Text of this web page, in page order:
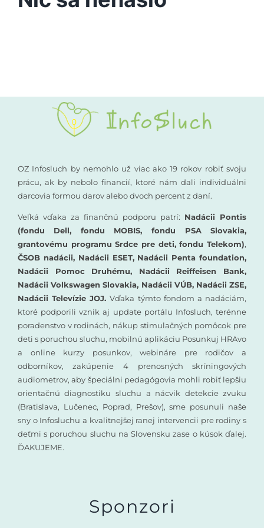
Vyšetrenia sluchu
Rané poradenstvo
Vzdelávanie
OZ Infosluch by nemohlo už viac ako 19 rokov robiť svoju
prácu, ak by nebolo financií, ktoré nám dali individuálni
darcovia formou darov alebo dvoch percent z daní.
Veľká vďaka za finančnú podporu patrí: Nadácii Pontis
(fondu Dell, fondu MOBIS, fondu PSA Slovakia,
grantovému programu Srdce pre deti, fondu Telekom),
ČSOB nadácii, Nadácii ESET, Nadácii Penta foundation,
Nadácii Pomoc Druhému, Nadácii Reiffeisen Bank,
Nadácii Volkswagen Slovakia, Nadácii VÚB, Nadácii ZSE,
Nadácii Televízie JOJ.Vďaka týmto fondom a nadáciám,
ktoré podporili vznik aj update portálu Infosluch, terénne
poradenstvo v rodinách, nákup stimulačných pomôcok pre
deti s poruchou sluchu, mobilnú aplikáciu Posunkuj HRAvo
a online kurzy posunkov, webináre pre rodičov a
odborníkov, zakúpenie 4 prenosných skríningových
audiometrov, aby špeciálni pedagógovia mohli robiť lepšiu
orientačnú diagnostiku sluchu a nácvik detekcie zvuku
(Bratislava, Lučenec, Poprad, Prešov), sme posunuli naše
sny o Infosluchu a kvalitnejšej ranej intervencii pre rodiny s
deťmi s poruchou sluchu na Slovensku zase o kúsok ďalej.
ĎAKUJEME.
Sponzori